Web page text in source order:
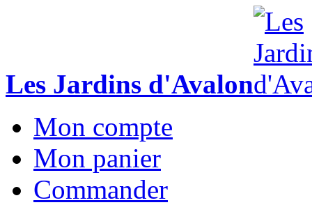
Les Jardins d'Avalon
Mon compte
Mon panier
Commander